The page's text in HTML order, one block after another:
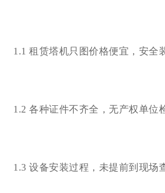
1.1 租赁塔机只图价格便宜，安全
1.2 各种证件不齐全，无产权单位
1.3 设备安装过程，未提前到现场